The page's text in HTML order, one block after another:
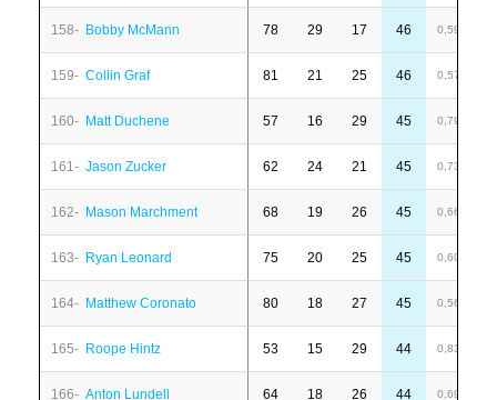
158- Bobby McMann 78 29 17 46 0,59
159- Collin Graf 81 21 25 46 0,57
160- Matt Duchene 57 16 29 45 0,79
161- Jason Zucker 62 24 21 45 0,73
162- Mason Marchment 68 19 26 45 0,66
163- Ryan Leonard 75 20 25 45 0,60
164- Matthew Coronato 80 18 27 45 0,56
165- Roope Hintz 53 15 29 44 0,83
166- Anton Lundell 64 18 26 44 0,69